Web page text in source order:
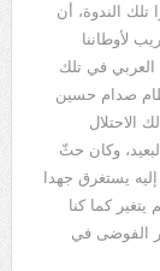
تلك الندوة، أن
لأوطاننا
العربي في تلك
نظام صدام حسين
الاحتلال
وكان حثّ
يستغرق جهدا
كما كنا
الفوضى في